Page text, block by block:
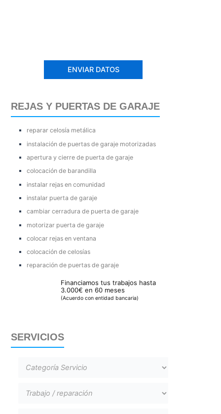
REJAS Y PUERTAS DE GARAJE
reparar celosía metálica
instalación de puertas de garaje motorizadas
apertura y cierre de puerta de garaje
colocación de barandilla
instalar rejas en comunidad
instalar puerta de garaje
cambiar cerradura de puerta de garaje
motorizar puerta de garaje
colocar rejas en ventana
colocación de celosías
reparación de puertas de garaje
Financiamos tus trabajos hasta
3.000€ en 60 meses
(Acuerdo con entidad bancaria)
SERVICIOS